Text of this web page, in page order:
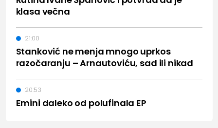
klasa večna
Stanković ne menja mnogo uprkos
razočaranju – Arnautoviću, sad ili nikad
21:00
Emini daleko od polufinala EP
20:53